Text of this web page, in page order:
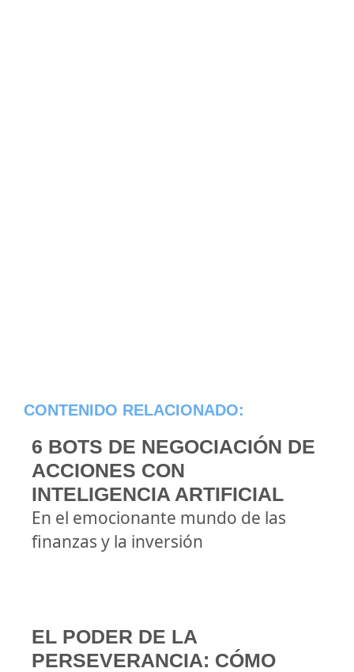
CONTENIDO RELACIONADO:
6 BOTS DE NEGOCIACIÓN DE
ACCIONES CON
INTELIGENCIA ARTIFICIAL
En el emocionante mundo de las
finanzas y la inversión
EL PODER DE LA
PERSEVERANCIA: CÓMO